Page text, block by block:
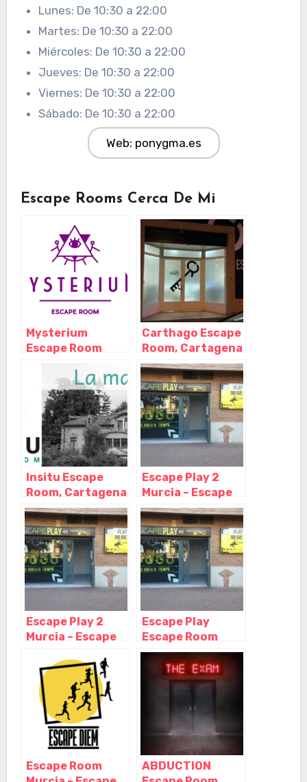
Lunes: De 10:30 a 22:00
Martes: De 10:30 a 22:00
Miércoles: De 10:30 a 22:00
Jueves: De 10:30 a 22:00
Viernes: De 10:30 a 22:00
Sábado: De 10:30 a 22:00
Web: ponygma.es
Escape Rooms Cerca De Mi
Mysterium
Escape Room
Cartagena,
Cartagena –
Murcia
Carthago Escape
Room, Cartagena
– Murcia
Insitu Escape
Room, Cartagena
– Murcia
Escape Play 2
Murcia – Escape
Room, Murcia –
Murcia
Escape Play 2
Murcia – Escape
Murcia
Escape Play
Escape Room
Murcia, Murcia –
Murcia
Escape Room
ABDUCTION